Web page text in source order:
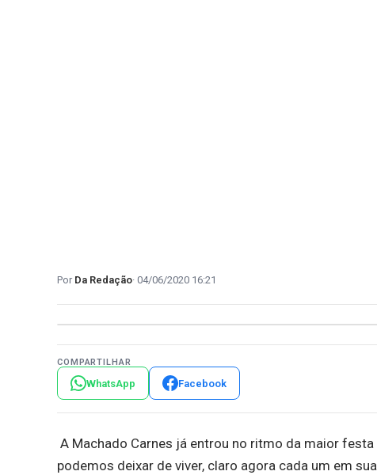
Da Redação 04/06/2020 16:21
COMPARTILHAR
WhatsApp Facebook
A Machado Carnes já entrou no ritmo da maior
podemos deixar de viver, claro agora cada um em